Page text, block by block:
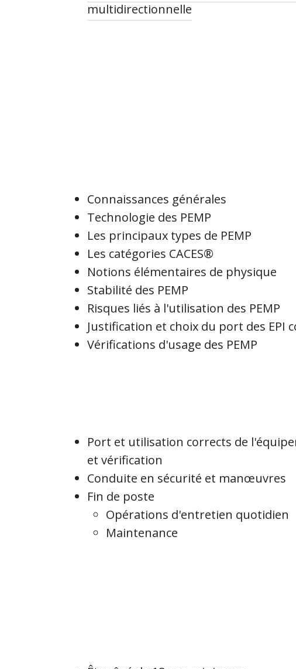
multidirectionnelle
Connaissances générales
Technologie des PEMP
Les principaux types de PEMP
Les catégories CACES®
Notions élémentaires de physique
Stabilité des PEMP
Risques liés à l'utilisation des PEMP
Justification et choix du port des EPI
Vérifications d'usage des PEMP
Port et utilisation corrects de
et vérification
Conduite en sécurité et manœuvres
Fin de poste
Opérations d'entretien quotidien
Maintenance